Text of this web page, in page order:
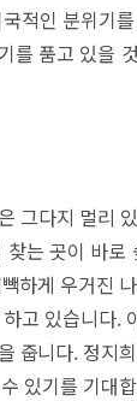
적인 분위기
를 품고 있을
그다지 멀리
찾는 곳이 바로
하게 우거진
고 있습니다.
줍니다. 정지
있기를 기대